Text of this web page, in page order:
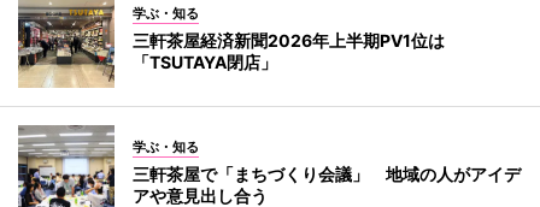
学ぶ・知る
三軒茶屋経済新聞2026年上半期PV1位は
「TSUTAYA閉店」
学ぶ・知る
三軒茶屋で「まちづくり会議」 地域の人がアイデ
アや意見出し合う